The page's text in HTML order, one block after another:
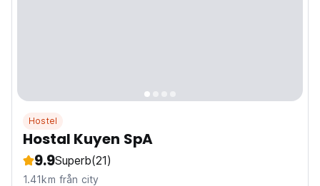
Hostel
Hostal Kuyen SpA
9.9Superb(21)
1.41km från city